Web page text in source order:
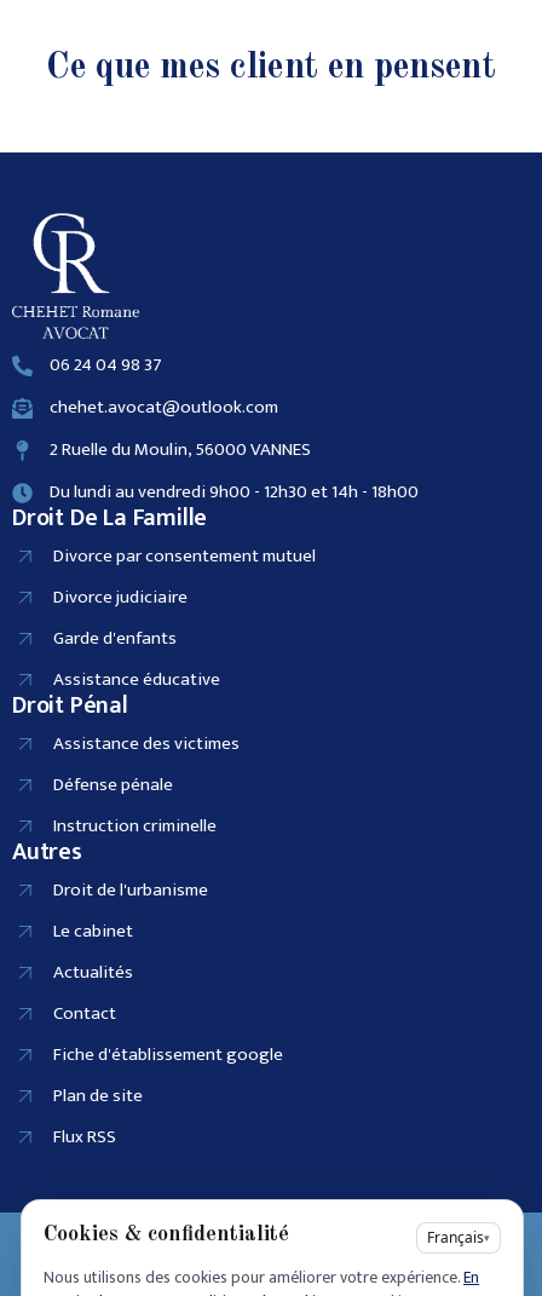
Ce que mes client en pensent
06 24 04 98 37
chehet.avocat@outlook.com
2 Ruelle du Moulin, 56000 VANNES
Du lundi au vendredi 9h00 - 12h30 et 14h - 18h00
Droit De La Famille
Divorce par consentement mutuel
Divorce judiciaire
Garde d'enfants
Assistance éducative
Droit Pénal
Assistance des victimes
Défense pénale
Instruction criminelle
Autres
Droit de l'urbanisme
Le cabinet
Actualités
Contact
Fiche d'établissement google
Plan de site
Flux RSS
90915686100025
Cookies & confidentialité Français▾
Nous utilisons des cookies pour améliorer votre expérience.En